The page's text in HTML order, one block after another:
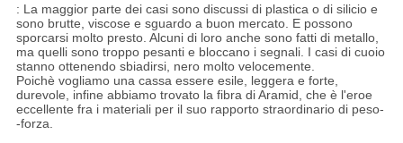
: La maggior parte dei casi sono discussi di plastica o di silicio e
sono brutte, viscose e sguardo a buon mercato. E possono
sporcarsi molto presto. Alcuni di loro anche sono fatti di metallo,
ma quelli sono troppo pesanti e bloccano i segnali. I casi di cuoio
stanno ottenendo sbiadirsi, nero molto velocemente.
Poichè vogliamo una cassa essere esile, leggera e forte,
durevole, infine abbiamo trovato la fibra di Aramid, che è l'eroe
eccellente fra i materiali per il suo rapporto straordinario di peso-
-forza.